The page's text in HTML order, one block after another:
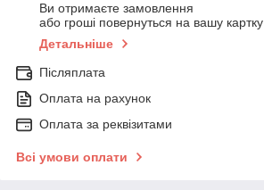
Ви отримаєте замовлення
або гроші повернуться на вашу картку
Детальніше
Післяплата
Оплата на рахунок
Оплата за реквізитами
Всі умови оплати